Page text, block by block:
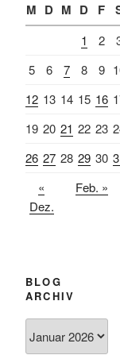
M D M D F
1 2
5
6 7 8 9
12 13 14 15 16
19 20 21 22 23
26 27 28 29 30
«
Dez.
Feb. »
BLOG
ARCHIV
Archiv